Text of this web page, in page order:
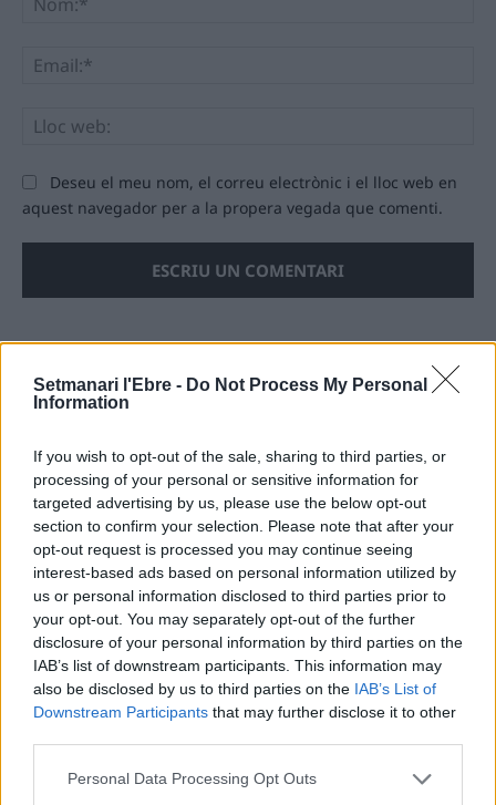
Setmanari l'Ebre - Do Not Process My Personal
Information
If you wish to opt-out of the sale, sharing to third parties, or
processing of your personal or sensitive information for
targeted advertising by us, please use the below opt-out
section to confirm your selection. Please note that after your
opt-out request is processed you may continue seeing
interest-based ads based on personal information utilized by
us or personal information disclosed to third parties prior to
your opt-out. You may separately opt-out of the further
disclosure of your personal information by third parties on the
IAB’s list of downstream participants. This information may
also be disclosed by us to third parties on the IAB’s List of
Downstream Participants that may further disclose it to other
Personal Data Processing Opt Outs
Deseu el meu nom, el correu electrònic i el lloc web en
aquest navegador per a la propera vegada que comenti.
ÚLTIMES NOTÍCIES
per a gaudir de les Festes Majors
d’Amposta”
31 de juliol de 2026
Blaumut lidera el cartell musical de les
Festes
31 de juliol de 2026
Caçadors de subvencions
30 de juliol de 2026